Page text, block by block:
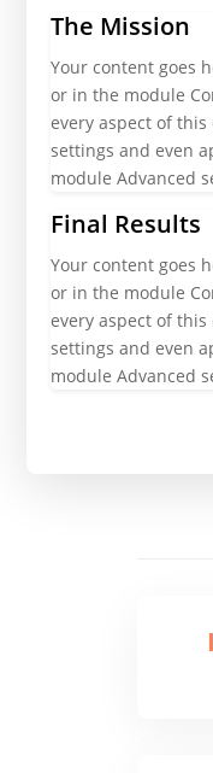
The Mission
Your content goes
or in the module
every aspect of
settings and even
module Advanced
Final Results
Your content goes
or in the module
every aspect of
settings and even
module Advanced